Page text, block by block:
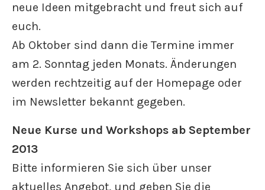
neue Ideen mitgebracht und freut sich auf
euch.
Ab Oktober sind dann die Termine immer
am 2. Sonntag jeden Monats. Änderungen
werden rechtzeitig auf der Homepage oder
im Newsletter bekannt gegeben.
Neue Kurse und Workshops ab September
2013
Bitte informieren Sie sich über unser
aktuelles Angebot, und geben Sie die